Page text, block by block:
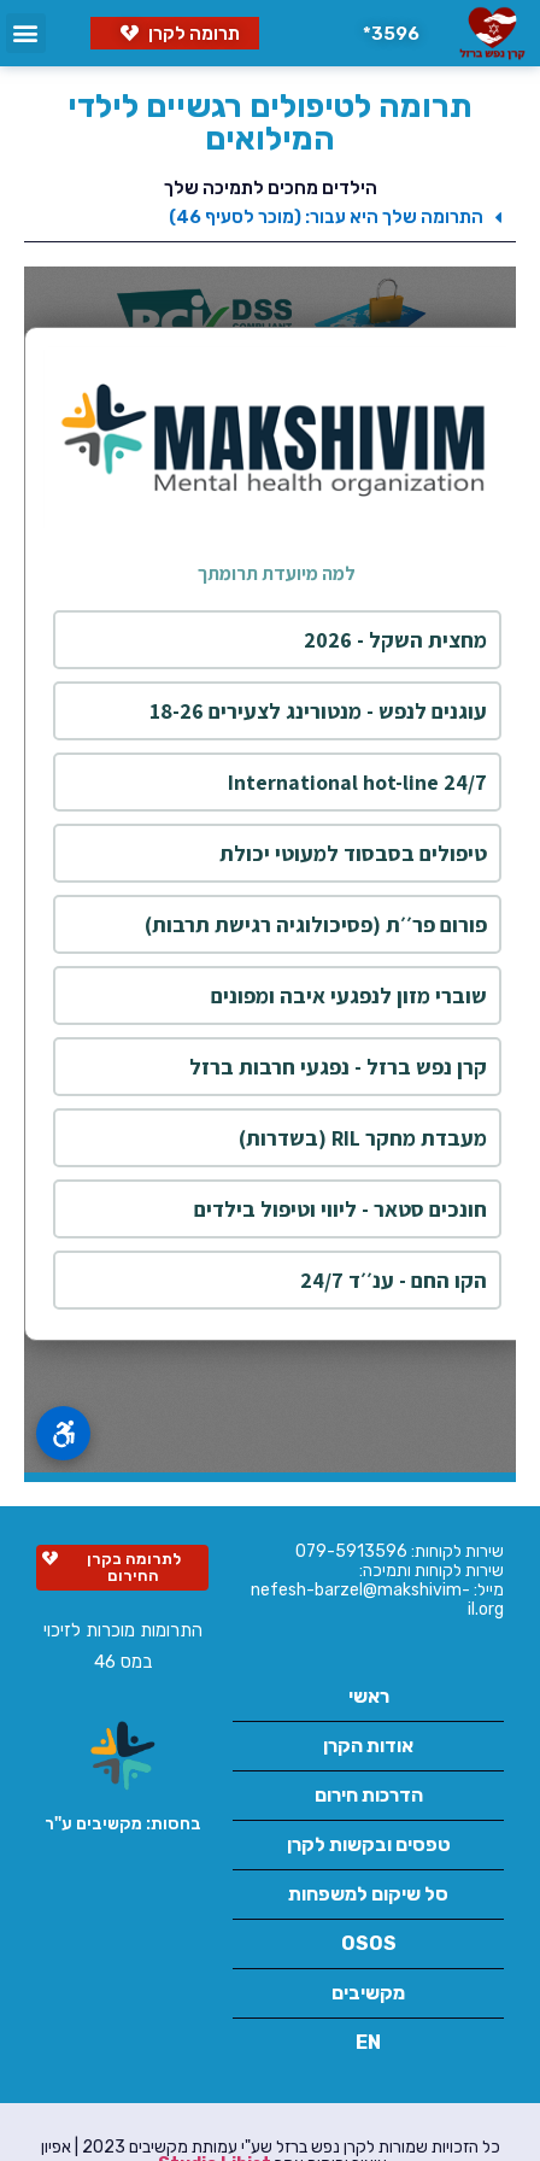
3596* תרומה לקרן
תרומה לטיפולים רגשיים לילדי
המילואים
הילדים מחכים לתמיכה שלך
התרומה שלך היא עבור: (מוכר לסעיף 46)
שירות לקוחות: 079-5913596
שירות לקוחות ותמיכה:
מייל: nefesh-barzel@makshivim-
il.org
ראשי
אודות הקרן
הדרכות חירום
טפסים ובקשות לקרן
סל שיקום למשפחות
OSOS
מקשיבים
EN
לתרומה בקרן
החירום
התרומות מוכרות לזיכוי
במס 46
בחסות: מקשיבים ע''ר
כל הזכויות שמורות לקרן נפש ברזל שע"י עמותת מקשיבים 2023 | אפיון